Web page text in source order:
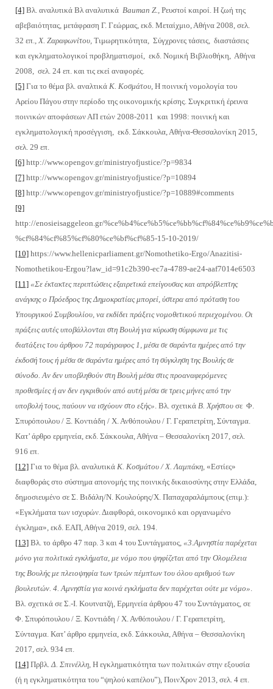
[4] Βλ. αναλυτικά Βλ αναλυτικά Bauman Z., Ρευστοί καιροί. Η ζωή της
αβεβαιότητας, μετάφραση Γ. Γεώρμας, εκδ. Μεταίχμιο, Αθήνα 2008, σελ.
32 επ., Χ. Ζαραφωνίτου, Τιμωρητικότητα, Σύγχρονες τάσεις, διαστάσεις
και εγκληματολογικοί προβληματισμοί, εκδ. Νομική Βιβλιοθήκη, Αθήνα
2008, σελ. 24 επ. και τις εκεί αναφορές.
[5] Για το θέμα βλ. αναλτικά Κ. Κοσμάτου , Η ποινική νομολογία του
Αρείου Πάγου στην περίοδο της οικονομικής κρίσης. Συγκριτική έρευνα
ποινικών αποφάσεων ΑΠ ετών 2008-2011 και 1998: ποινική και
εγκληματολογική προσέγγιση, εκδ. Σάκκουλα, Αθήνα-Θεσσαλονίκη 2015,
σελ. 29 επ.
[6] http://www.opengov.gr/ministryofjustice/?p=9834
[7] http://www.opengov.gr/ministryofjustice/?p=10894
[8] http://www.opengov.gr/ministryofjustice/?p=10889#comments
[9]
http://enosieisaggeleon.gr/
%cf%84%cf%85%cf%80%ce%bf%cf%85-15-10-2019/
[10] https://www.hellenicparliament.gr/Nomothetiko-Ergo/Anazitisi-
Nomothetikou-Ergou?law_id=91c2b390-ec7a-4789-ae24-aaf7014e6503
[11] «Σε έκτακτες περιπτώσεις εξαιρετικά επείγουσας και απρόβλεπτης
ανάγκης ο Πρόεδρος της Δημοκρατίας μπορεί, ύστερα από πρόταση του
Yπουργικού Συμβουλίου, να εκδίδει πράξεις νομοθετικού περιεχομένου. Oι
πράξεις αυτές υποβάλλονται στη Bουλή για κύρωση σύμφωνα με τις
διατάξεις του άρθρου 72 παράγραφος 1, μέσα σε σαράντα ημέρες από την
έκδοσή τους ή μέσα σε σαράντα ημέρες από τη σύγκληση της Bουλής σε
σύνοδο. Aν δεν υποβληθούν στη Bουλή μέσα στις προαναφερόμενες
προθεσμίες ή αν δεν εγκριθούν από αυτή μέσα σε τρεις μήνες από την
υποβολή τους, παύουν να ισχύουν στο εξής» . Βλ. σχετικά Β. Χρήστου σε Φ.
Σπυρόπουλου / Ξ. Κοντιάδη / Χ. Ανθόπουλου / Γ. Γεραπετρίτη, Σύνταγμα.
Κατ’ άρθρο ερμηνεία, εκδ. Σάκκουλα, Αθήνα – Θεσσαλονίκη 2017, σελ.
916 επ.
[12] Για το θέμα βλ. αναλυτικά Κ. Κοσμάτου / Χ. Λαμπάκη «Εστίες»
διαφθοράς στο σύστημα απονομής της ποινικής δικαιοσύνης στην Ελλάδα,
δημοσιευμένο σε Σ. Βιδάλη/Ν. Κουλούρης/Χ. Παπαχαραλάμπους (επιμ.):
«Εγκλήματα των ισχυρών. Διαφθορά, οικονομικό και οργανωμένο
έγκλημα», εκδ. ΕΑΠ, Αθήνα 2019, σελ. 194.
[13] Βλ. το άρθρο 47 παρ. 3 και 4 του Συντάγματος, «3.Αμνηστία παρέχεται
μόνο για πολιτικά εγκλήματα, με νόμο που ψηφίζεται από την Ολομέλεια
της Βουλής με πλειοψηφία των τριών πέμπτων του όλου αριθμού των
βουλευτών. 4. Αμνηστία για κοινά εγκλήματα δεν παρέχεται ούτε με νόμο»
Βλ. σχετικά σε Σ.-Ι. Κουτνατζή, Ερμηνεία άρθρου 47 του Συντάγματος, σε
Φ. Σπυρόπουλου / Ξ. Κοντιάδη / Χ. Ανθόπουλου / Γ. Γεραπετρίτη,
Σύνταγμα. Κατ’ άρθρο ερμηνεία, εκδ. Σάκκουλα, Αθήνα – Θεσσαλονίκη
2017, σελ. 934 επ.
[14] Πρβλ. Δ. Σπινέλλη, Η εγκληματικότητα των πολιτικών στην εξουσία
(ή η εγκληματικότητα του “ψηλού καπέλου”), ΠοινΧρον 2013, σελ. 4 επ.